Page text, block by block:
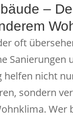
–
oft
Sanierungen
helfen nicht
sondern
Wer